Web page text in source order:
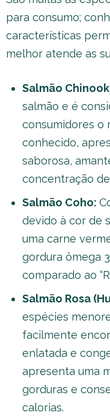
para consumo;
características
melhor atende as
Salmão Chinook
salmão e é
consumidores o
conhecido,
saborosa,
concentração
Salmão Coho:
devido à cor de
uma carne
gordura ômega
comparado ao
Salmão Rosa
espécies
facilmente
enlatada e
apresenta uma
gorduras e
calorias.